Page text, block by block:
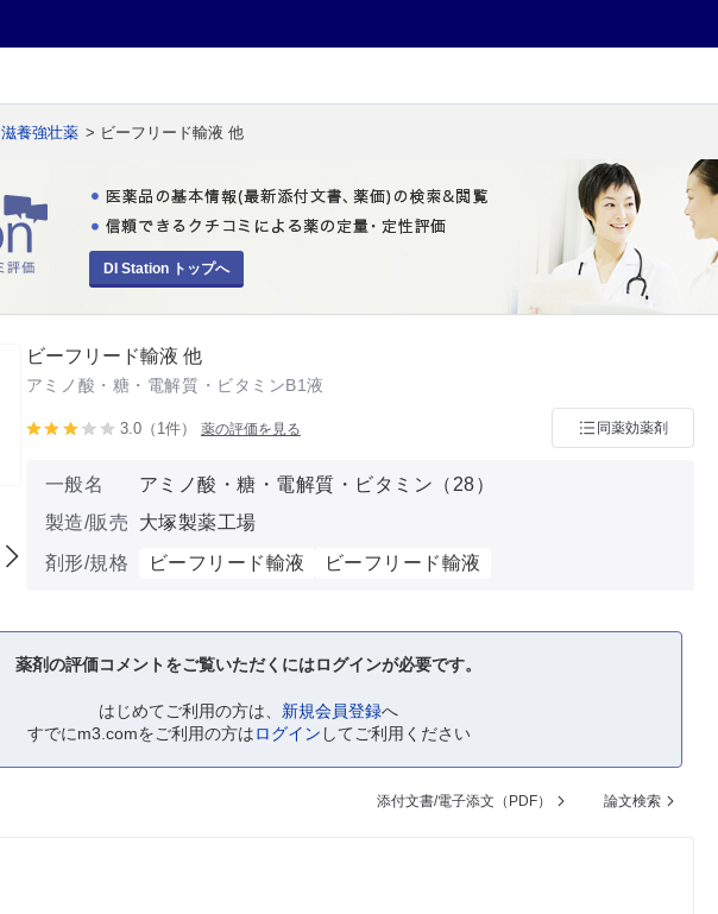
滋養強壮薬 > ビーフリード輸液 他
DI Station トップへ
ビーフリード輸液 他
アミノ酸・糖・電解質・ビタミンB1液
3.0（1件） 薬の評価を見る 同薬効薬剤
一般名
アミノ酸・糖・電解質・ビタミン（28）
製造/販売
大塚製薬工場
剤形/規格
ビーフリード輸液 ビーフリード輸液
薬剤の評価コメントをご覧いただくにはログインが必要です。
はじめてご利用の方は、 新規会員登録へ
すでにm3.comをご利用の方はログイン してご利用ください
添付文書/電子添文（PDF） 論文検索